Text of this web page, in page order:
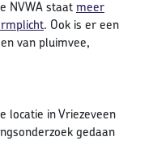
NVWA staatmeer
. Ook is er een
van pluimvee,
locatie in Vriezeveen
gedaan